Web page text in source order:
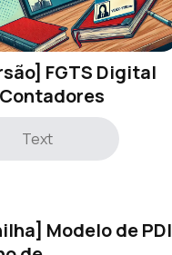
FGTS Digital
Text
Modelo de PDI